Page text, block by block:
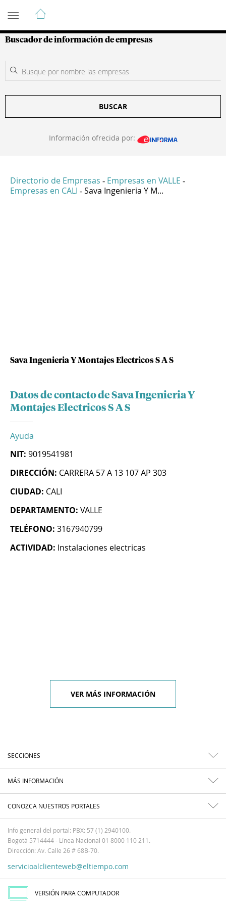
Guía de Empresas Colombianas
Buscador de información de empresas
BUSCAR
Información ofrecida por:
Directorio de Empresas - Empresas en VALLE -
Empresas en CALI - Sava Ingenieria Y M...
Sava Ingenieria Y Montajes Electricos S A S
Datos de contacto de Sava Ingenieria Y
Montajes Electricos S A S
Ayuda
NIT: 9019541981
DIRECCIÓN: CARRERA 57 A 13 107 AP 303
CIUDAD: CALI
DEPARTAMENTO: VALLE
TELÉFONO: 3167940799
ACTIVIDAD: Instalaciones electricas
VER MÁS INFORMACIÓN
SECCIONES
MÁS INFORMACIÓN
CONOZCA NUESTROS PORTALES
Info general del portal: PBX: 57 (1) 2940100.
Bogotá 5714444 - Línea Nacional 01 8000 110 211.
Dirección: Av. Calle 26 # 68B-70.
servicioalclienteweb@eltiempo.com
VERSIÓN PARA COMPUTADOR